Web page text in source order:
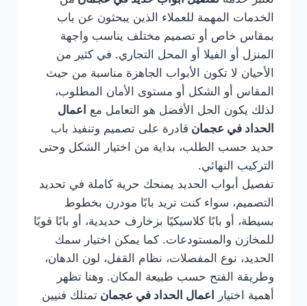
الخدمات المهمة للعملاء الذين يبحثون عن باب
بمقاس خاص أو تصميم مختلف يناسب واجهة
المنزل أو الفيلا أو المحل التجاري. في كثير من
الأحيان لا تكون الأبواب الجاهزة مناسبة من حيث
المقاس أو الشكل أو مستوى الأمان المطلوب،
لذلك يكون الحل الأفضل هو التعامل مع اعمال
الحداد في عجمان قادرة على تصميم وتنفيذ باب
حديد حسب الطلب، بداية من اختيار الشكل وحتى
التركيب النهائي.
تفصيل أبواب الحديد يمنحك حرية كاملة في تحديد
التصميم، سواء كنت تريد بابًا مودرن بخطوط
بسيطة، أو بابًا كلاسيكيًا بزخارف حديدية، أو بابًا قويًا
للمخازن والمستودعات. كما يمكن اختيار سمك
الحديد، نوع المفصلات، نظام القفل، لون الدهان،
وطريقة الفتح حسب طبيعة المكان. وهنا تظهر
أهمية اختيار
اعمال الحداد في عجمان تمتلك فنيين